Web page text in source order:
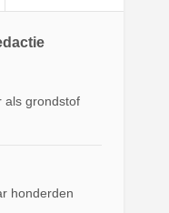
als grondstof
honderden